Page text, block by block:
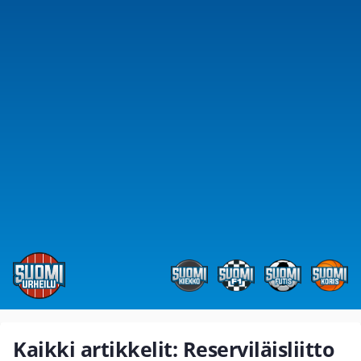
Kaikki artikkelit: Reserviläisliitto